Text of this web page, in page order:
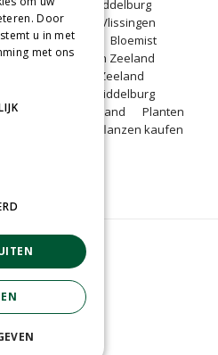
Dierenwinkel Middelburg
Tuincentrum Vlissingen
Gartencenter
Bloemist
Tuinplanten Zeeland
Barbecue Zeeland
Woonwinkel Middelburg
Koopzondag Zeeland
Planten
Pflanzen kaufen
Middelburg
Solutions
Overzicht
policy
voorwaarden
Door
u in met
met ons